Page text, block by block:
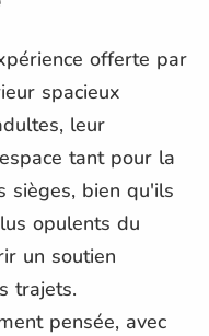
offerte par
spacieux
leur
tant pour la
sièges, bien qu'ils
opulents du
un soutien
trajets.
pensée, avec